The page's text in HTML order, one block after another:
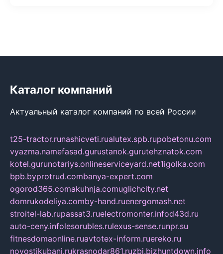
Каталог компаний
Актуальный каталог компаний по всей России
t25-tractor.runashicveti.rualutex.spb.rupobetonu.com
vyazma.namefasad.gurustanok.gurutehznatok.com
kotel.gurunotariys.onlineserviceyard.net1igolka.com
bpb.byprotrud.combanya-expert.com
ogorod365.comakuhnja.comuglichcity.net
domrukodeliya.comby-hand.ruenergomash.net
stroitel-lab.rupassat3.ruelectromonter.infod43d.ru
auto-ceny.infolesorubles.rulexus-sense.runpr.su
fitnesdomaonline.ruavtotex-inform.ruereko.ru
novostikubani.rukrasnodar861.ruzbi.bizhuntdown.info